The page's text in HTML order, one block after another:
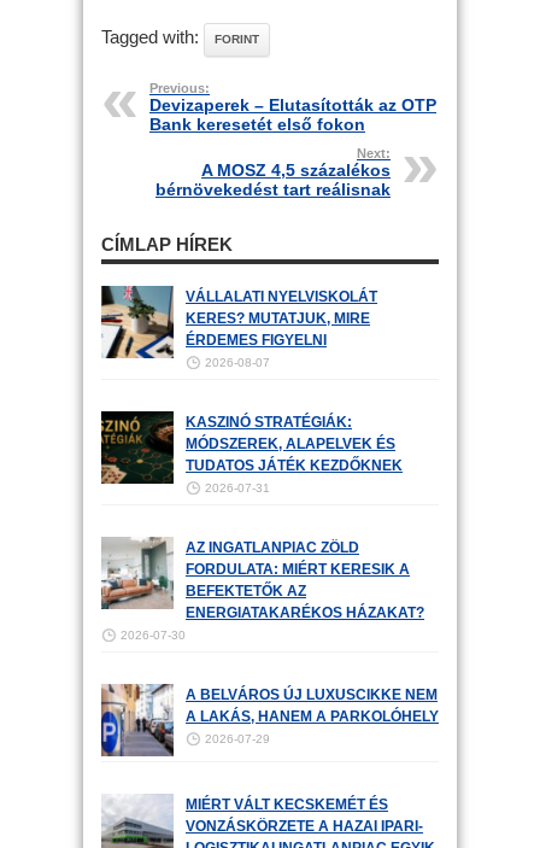
Tagged with: FORINT
Previous:
Devizaperek – Elutasították az OTP
Bank keresetét első fokon
Next:
A MOSZ 4,5 százalékos
bérnövekedést tart reálisnak
CÍMLAP HÍREK
VÁLLALATI NYELVISKOLÁT
KERES? MUTATJUK, MIRE
ÉRDEMES FIGYELNI
2026-08-07
KASZINÓ STRATÉGIÁK:
MÓDSZEREK, ALAPELVEK ÉS
TUDATOS JÁTÉK KEZDŐKNEK
2026-07-31
AZ INGATLANPIAC ZÖLD
FORDULATA: MIÉRT KERESIK A
BEFEKTETŐK AZ
ENERGIATAKARÉKOS HÁZAKAT?
2026-07-30
A BELVÁROS ÚJ LUXUSCIKKE NEM
A LAKÁS, HANEM A PARKOLÓHELY
2026-07-29
MIÉRT VÁLT KECSKEMÉT ÉS
VONZÁSKÖRZETE A HAZAI IPARI-